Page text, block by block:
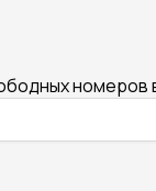
номеров